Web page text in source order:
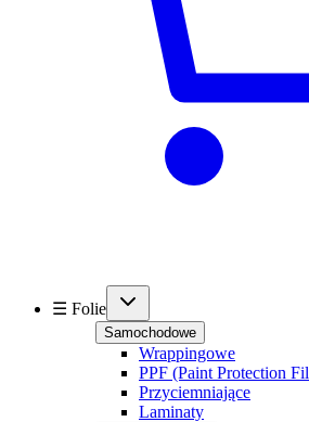
☰ Folie
Samochodowe
Wrappingowe
PPF (Paint Protection
Przyciemniające
Laminaty